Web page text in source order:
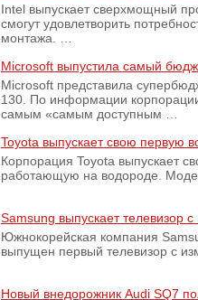
Intel выпускает сверхмощный
смогут удовлетворить
монтажа. …
Microsoft выпустила самый
Microsoft представила
130. По информации
самым «самым доступным …
Toyota выпускает свою первую
Корпорация Toyota выпускает
работающую на водороде.
Samsung выпускает телевизор
Южнокорейская компания
выпущен первый телевизор с
Новый внедорожник Audi SQ7